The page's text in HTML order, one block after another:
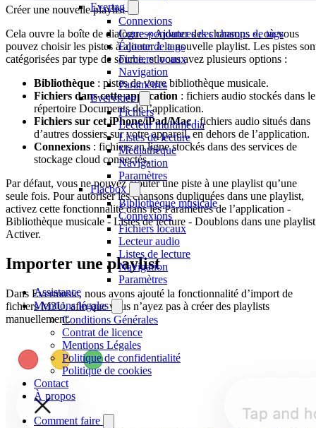
Evertag
Connexions
Correspondances des champs de tags
Éditeur de tags
Fichiers locaux
Navigation
Paramètres
Evervideo
Fichiers
Lecteur multimédia
Listes de lecture
Médiathèque
Navigation
Paramètres
Flacbox
Bibliothèque musicale
Connexions
Fichiers locaux
Lecteur audio
Listes de lecture
Navigation
Paramètres
Assistance
Mentions légales
Conditions Générales
Contrat de licence
Mentions Légales
Politique de confidentialité
Politique de cookies
Contact
À propos
Comment faire
Créer une nouvelle playlist
Cela ouvre la boîte de dialogue « Ajouter des chansons », où vous
pouvez choisir les pistes à ajouter à la nouvelle playlist. Les pistes
catégorisées par type de source, et vous avez plusieurs options :
Bibliothèque : pistes de votre bibliothèque musicale.
Fichiers dans cette application : fichiers audio stockés dans le
répertoire Documents de l’application.
Fichiers sur cet iPhone/iPad/Mac: fichiers audio situés dans
d’autres dossiers sur votre appareil, en dehors de l’application.
Connexions : fichiers en ligne stockés dans des services de
stockage cloud connectés.
Par défaut, vous ne pouvez ajouter une piste à une playlist qu’une
seule fois. Pour autoriser les chansons dupliquées dans une playlist,
activez cette fonctionnalité dans les Paramètres de l’application -
Bibliothèque musicale - Listes de lecture - Doublons dans une
Activer.
Importer une playlist
Dans Evermusic, nous avons ajouté la fonctionnalité d’import de
fichiers M3U, afin que vous n’ayez pas à créer des playlists
manuellement.